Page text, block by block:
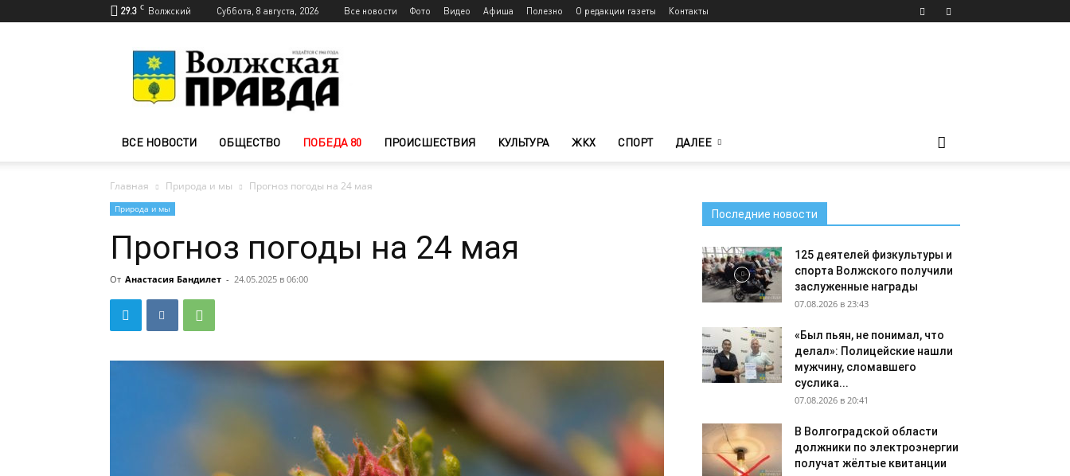
29.3 C Волжский Суббота, 8 августа, 2026 Все новости Фото Видео Афиша Полезно О редакции газеты Контакты
Волжского
—
Волжская
ВСЕ НОВОСТИ ОБЩЕСТВО ПОБЕДА 80 ПРОИСШЕСТВИЯ КУЛЬТУРА ЖКХ СПОРТ ДАЛЕЕ
Главная Природа и мы Прогноз погоды на 24 мая
Природа и мы
Прогноз погоды на 24 мая
От Анастасия Бандилет - 24.05.2025 в 06:00
Последние новости
125 деятелей физкультуры и
спорта Волжского получили
заслуженные награды
07.08.2026 в 23:43
«Был пьян, не понимал, что
делал»: Полицейские нашли
мужчину, сломавшего
суслика...
07.08.2026 в 20:41
В Волгоградской области
должники по электроэнергии
получат жёлтые квитанции